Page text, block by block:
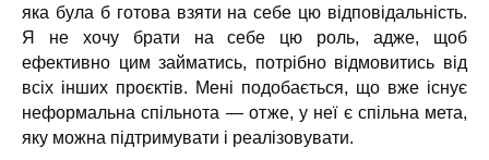
яка була б готова взяти на себе цю відповідальність.
Я не хочу брати на себе цю роль, адже, щоб
ефективно цим займатись, потрібно відмовитись від
всіх інших проєктів. Мені подобається, що вже існує
неформальна спільнота — отже, у неї є спільна мета,
яку можна підтримувати і реалізовувати.